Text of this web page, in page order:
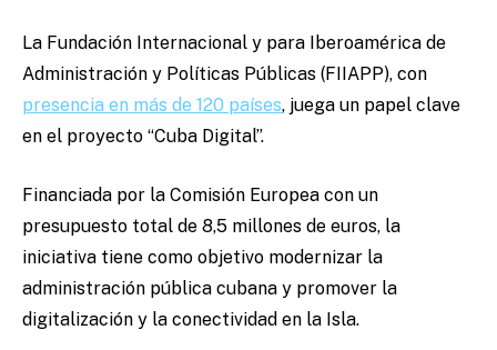
La Fundación Internacional y para Iberoamérica de
Administración y Políticas Públicas (FIIAPP), con
presencia en más de 120 países, juega un papel clave
en el proyecto “Cuba Digital”.
Financiada por la Comisión Europea con un
presupuesto total de 8,5 millones de euros, la
iniciativa tiene como objetivo modernizar la
administración pública cubana y promover la
digitalización y la conectividad en la Isla.